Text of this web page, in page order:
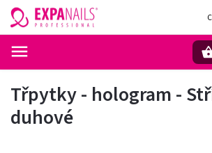
Třpytky - hologram -
duhové